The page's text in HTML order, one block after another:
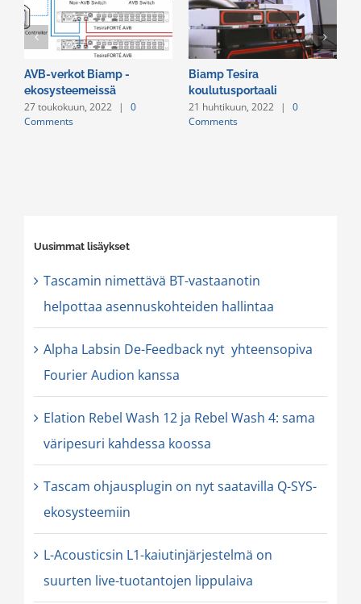
AVB-verkot Biamp -
ekosysteemeissä
27 toukokuun, 2022 |
0
Comments
Biamp Tesira
koulutusportaali
21 huhtikuun, 2022 |
0
Comments
Uusimmat lisäykset
Tascamin nimettävä BT-vastaanotin
helpottaa asennuskohteiden hallintaa
Alpha Labsin De-Feedback nyt yhteensopiva
Fourier Audion kanssa
Elation Rebel Wash 12 ja Rebel Wash 4: sama
väripesuri kahdessa koossa
Tascam ohjausplugin on nyt saatavilla Q-SYS-
ekosysteemiin
L-Acousticsin L1-kaiutinjärjestelmä on
suurten live-tuotantojen lippulaiva